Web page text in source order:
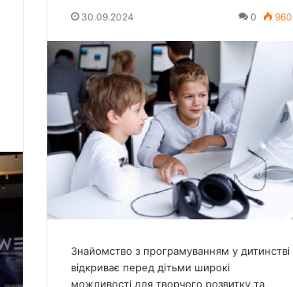
30.09.2024 0 960
Знайомство з програмуванням у дитинстві
відкриває перед дітьми широкі
можливості для творчого розвитку та